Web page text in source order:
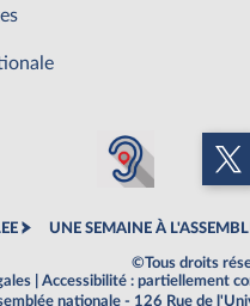
UNE SEMAINE À
©Tous droits
Accessibilité : partiellement
nationale - 126 Rue de